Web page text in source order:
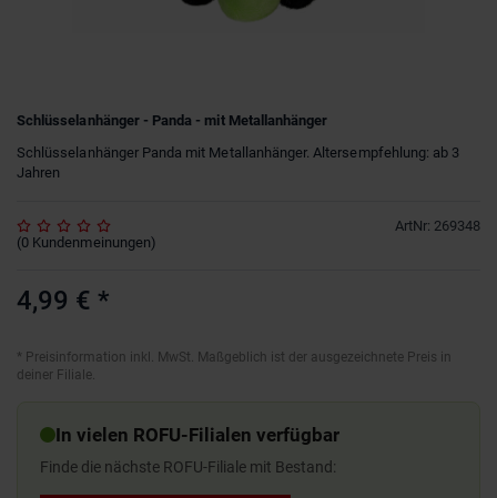
Schlüsselanhänger - Panda - mit Metallanhänger
Schlüsselanhänger Panda mit Metallanhänger. Altersempfehlung: ab 3
Jahren
ArtNr: 269348
(0 Kundenmeinungen)
4,99 € *
* Preisinformation inkl. MwSt. Maßgeblich ist der ausgezeichnete Preis in
deiner Filiale.
In vielen ROFU-Filialen verfügbar
Finde die nächste ROFU-Filiale mit Bestand: